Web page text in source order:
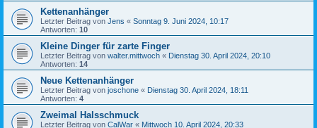
Kettenanhänger
Letzter Beitrag von Jens « Sonntag 9. Juni 2024, 10:17
Antworten: 10
Kleine Dinger für zarte Finger
Letzter Beitrag von walter.mittwoch « Dienstag 30. April 2024, 20:10
Antworten: 14
Neue Kettenanhänger
Letzter Beitrag von joschone « Dienstag 30. April 2024, 18:11
Antworten: 4
Zweimal Halsschmuck
Letzter Beitrag von CalWar « Mittwoch 10. April 2024, 20:33